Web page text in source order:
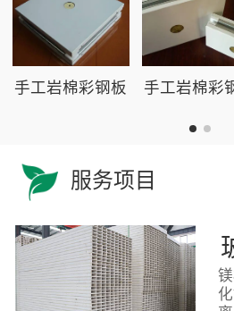
手工岩棉彩钢板 手工岩棉彩
服务项目